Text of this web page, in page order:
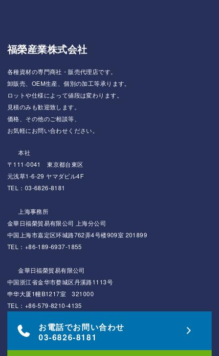
福榮産業株式会社
各種資材の専門商社・販売代理店です。
卸販売、OEM生産、個別の加工等承ります。
ロットや仕様によって値段は変わります。
見積のみも歓迎致します。
価格、その他のご相談等、
お気軽にお問い合わせください。
本社
〒111-0041 東京都台東区
元浅草1-6-29 ヤマダビル4F
TEL：03-6826-8181
上海事務所
金華日福榮貿易有限公司 上海分公司
中国上海市嘉定区环城路762弄4号楼909室 201899
TEL：+86-189-6937-1855
金華日福榮貿易有限公司
中国浙江省金华市婺城区丹溪路1113号
申华大厦1幢B1217室 321000
TEL：+86-579-8210-4135
お電話でお問い合わせ
03-6826-8181